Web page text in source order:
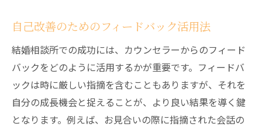
自己改善のためのフィードバック活用法
結婚相談所での成功には、カウンセラーからのフィード
バックをどのように活用するかが重要です。フィードバ
ックは時に厳しい指摘を含むこともありますが、それを
自分の成長機会と捉えることが、より良い結果を導く鍵
となります。例えば、お見合いの際に指摘された会話の